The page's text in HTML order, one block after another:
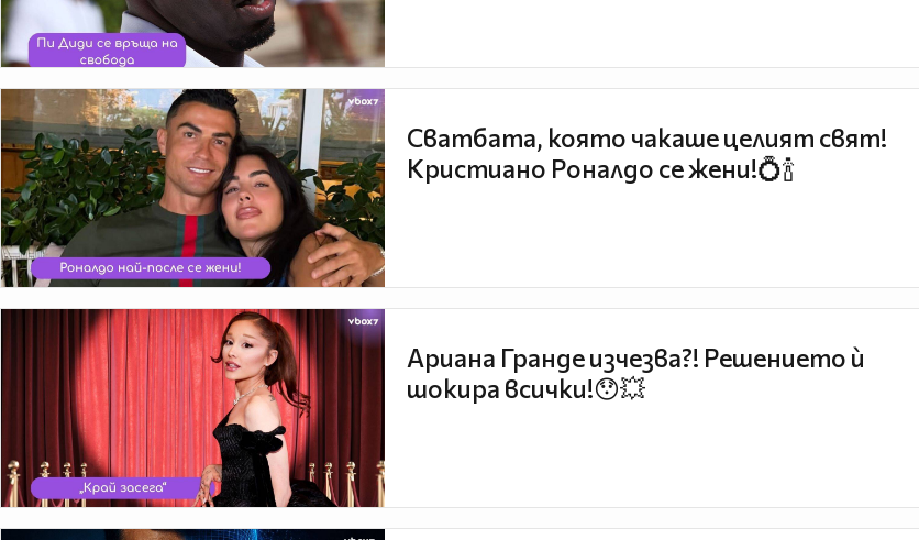
Сватбата, която чакаше целият свят!
Кристиано Роналдо се жени!💍🍾
Ариана Гранде изчезва?! Решението ѝ
шокира всички!😯💥